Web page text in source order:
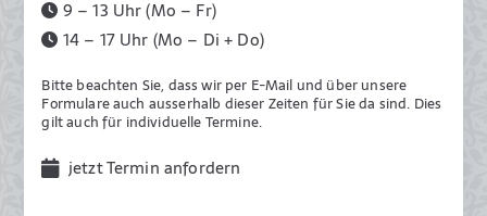
9 – 13 Uhr (Mo – Fr)
14 – 17 Uhr (Mo – Di + Do)
Bitte beachten Sie, dass wir per E-Mail und über unsere
Formulare auch ausserhalb dieser Zeiten für Sie da sind. Dies
gilt auch für individuelle Termine.
jetzt Termin anfordern